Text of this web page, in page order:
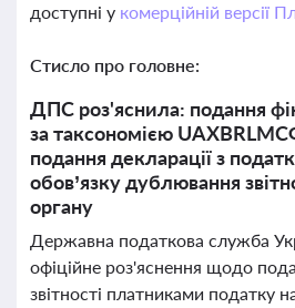
доступні у комерційній версії
Стисло про головне:
ДПС роз'яснила: подання
за таксономією
подання декларації з
обов’язку дублювання
органу
Державна податкова служба
офіційне роз'яснення щодо
звітності платниками податку